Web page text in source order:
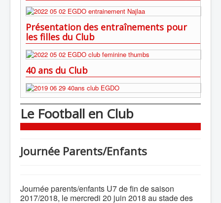
Présentation des entraînements pour
les filles du Club
40 ans du Club
Le Football en Club
Journée Parents/Enfants
Journée parents/enfants U7 de fin de saison
2017/2018, le mercredi 20 juin 2018 au stade des